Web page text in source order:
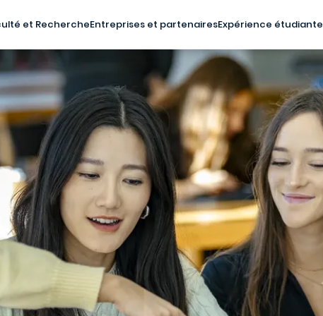
et RechercheEntreprises et partenairesExpérience étudiante